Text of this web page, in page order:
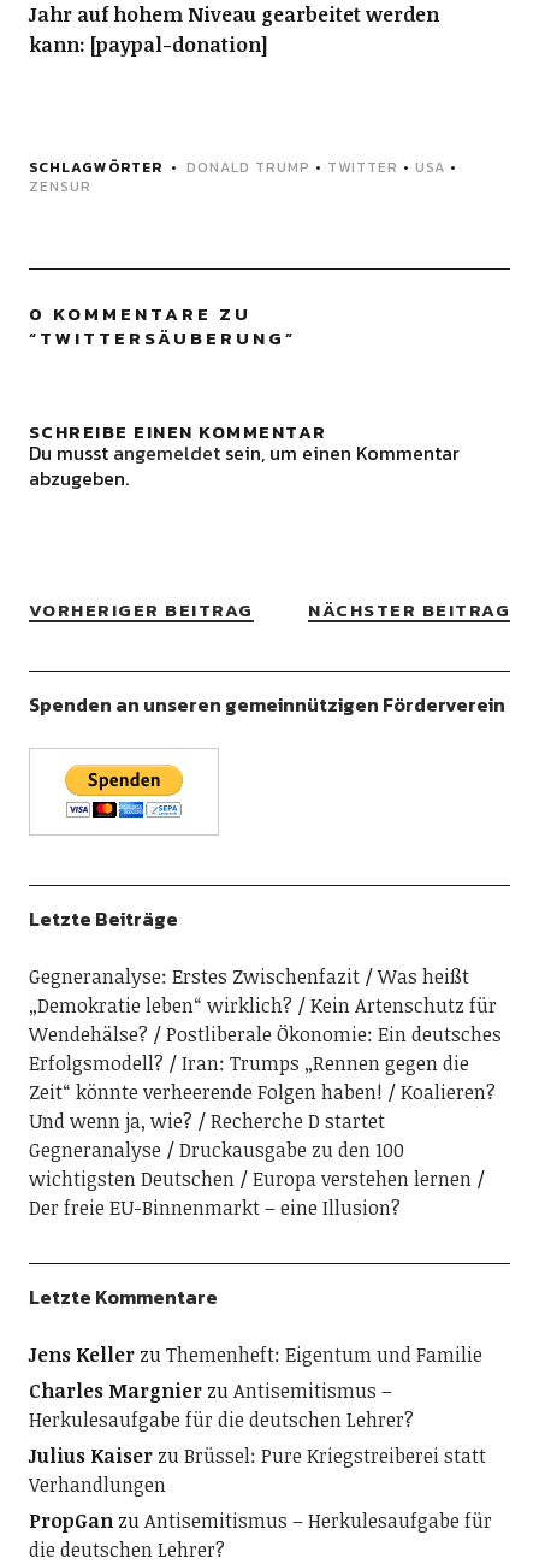
Jahr auf hohem Niveau gearbeitet werden
kann: [paypal-donation]
SCHLAGWÖRTER DONALD TRUMP • TWITTER • USA •
ZENSUR
0 KOMMENTARE ZU
“TWITTERSÄUBERUNG”
SCHREIBE EINEN KOMMENTAR
Du musst angemeldetsein, um einen Kommentar
abzugeben.
VORHERIGER BEITRAG NÄCHSTER BEITRAG
Spenden an unseren gemeinnützigen Förderverein
Letzte Beiträge
Gegneranalyse: Erstes Zwischenfazit
Was heißt
„Demokratie leben“ wirklich?
Kein Artenschutz für
Wendehälse?
Postliberale Ökonomie: Ein deutsches
Erfolgsmodell?
Iran: Trumps „Rennen gegen die
Zeit“ könnte verheerende Folgen haben!
Koalieren?
Und wenn ja, wie?
Recherche D startet
Gegneranalyse
Druckausgabe zu den 100
wichtigsten Deutschen
Europa verstehen lernen
Der freie EU-Binnenmarkt – eine Illusion?
Letzte Kommentare
Jens KellerzuThemenheft: Eigentum und Familie
Charles MargnierzuAntisemitismus –
Herkulesaufgabe für die deutschen Lehrer?
Julius KaiserzuBrüssel: Pure Kriegstreiberei statt
Verhandlungen
PropGanzuAntisemitismus – Herkulesaufgabe für
die deutschen Lehrer?